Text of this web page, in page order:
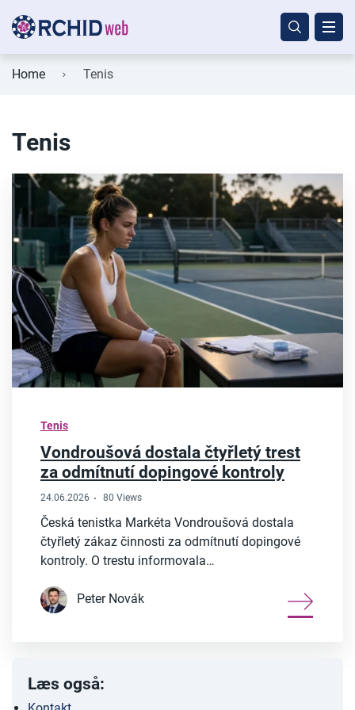
Home Tenis
Tenis
Tenis
Vondroušová dostala čtyřletý trest
za odmítnutí dopingové kontroly
24.06.2026 80 Views
Česká tenistka Markéta Vondroušová dostala
čtyřletý zákaz činnosti za odmítnutí dopingové
kontroly. O trestu informovala…
Peter Novák
Læs også: